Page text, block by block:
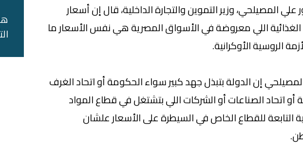
علي المصيلحي، وزير التموين والتجارة الداخلية، قال إن أسعار
اللي معروضة في الأسواق المصرية هي نفس الأسعار ما
الروسية الأوكرانية.
إن الدولة بتبذل جهد كبير سواء الحكومة أو اتحاد الغرف
أو اتحاد الصناعات أو الشركات اللي بتشتغل في قطاع المواد
التابعة للقطاع الخاص في السيطرة على الأسعار علشان